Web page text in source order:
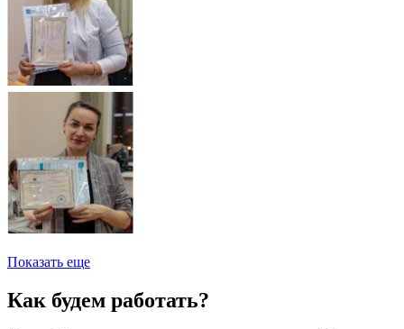
Показать еще
Как будем работать?